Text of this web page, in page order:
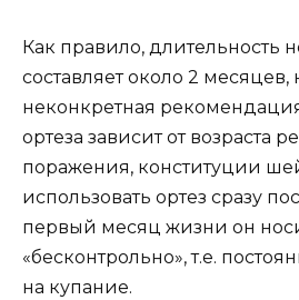
Как правило, длительность
составляет около 2 месяцев,
неконкретная
ортеза зависит от возраста
поражения, конституции
использовать ортез сразу
первый месяц жизни он
«бесконтрольно», т.е.
на купание.